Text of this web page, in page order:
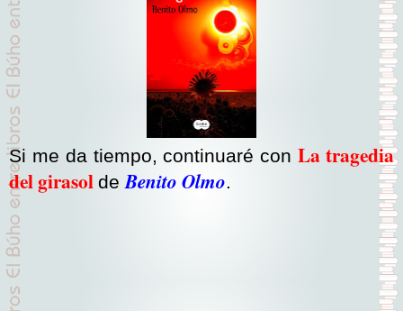
Si me da tiempo, continuaré conLa tragedia
del girasol deBenito Olmo.